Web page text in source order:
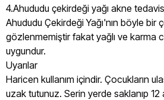
4.Ahududu çekirdeği yağı akne
Ahududu Çekirdeği Yağı'nın böyle bir
gözlenmemiştir fakat yağlı ve karma
uygundur.
Uyarılar
Haricen kullanım içindir. Çocukların
uzak tutunuz. Serin yerde saklanıp